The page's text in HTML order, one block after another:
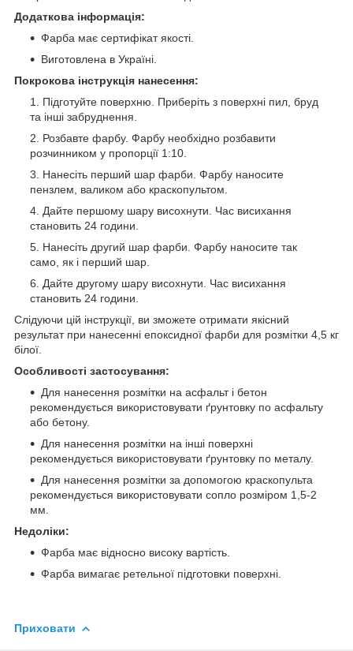
Додаткова інформація:
Фарба має сертифікат якості.
Виготовлена в Україні.
Покрокова інструкція нанесення:
Підготуйте поверхню. Приберіть з поверхні пил, бруд
та інші забруднення.
Розбавте фарбу. Фарбу необхідно розбавити
розчинником у пропорції 1:10.
Нанесіть перший шар фарби. Фарбу наносите
пензлем, валиком або краскопультом.
Дайте першому шару висохнути. Час висихання
становить 24 години.
Нанесіть другий шар фарби. Фарбу наносите так
само, як і перший шар.
Дайте другому шару висохнути. Час висихання
становить 24 години.
Слідуючи цій інструкції, ви зможете отримати якісний
результат при нанесенні епоксидної фарби для розмітки 4,5 кг
білої.
Особливості застосування:
Для нанесення розмітки на асфальт і бетон
рекомендується використовувати ґрунтовку по асфальту
або бетону.
Для нанесення розмітки на інші поверхні
рекомендується використовувати ґрунтовку по металу.
Для нанесення розмітки за допомогою краскопульта
рекомендується використовувати сопло розміром 1,5-2
мм.
Недоліки:
Фарба має відносно високу вартість.
Фарба вимагає ретельної підготовки поверхні.
Приховати